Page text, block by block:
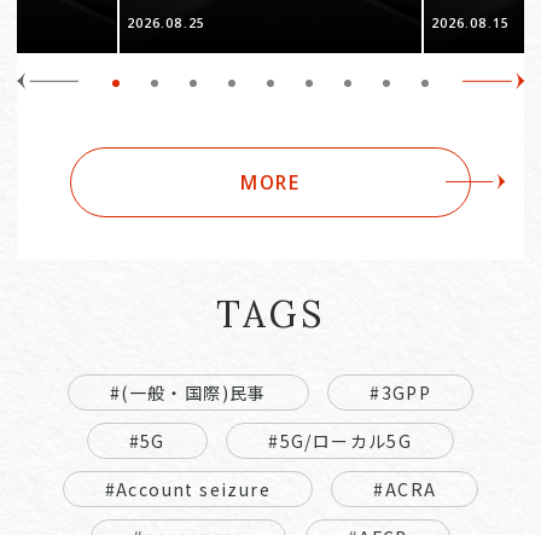
2026.08.25 2026.08.15
MORE
TAGS
#(一般・国際)民事
#3GPP
#5G
#5G/ローカル5G
#Account seizure
#ACRA